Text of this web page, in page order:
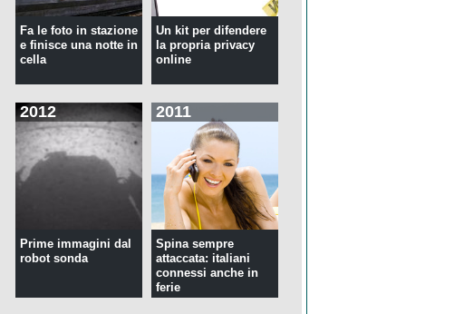
Fa le foto in stazione
e finisce una notte in
cella
Un kit per difendere
la propria privacy
online
2012
Prime immagini dal
robot sonda
2011
Spina sempre
attaccata: italiani
connessi anche in
ferie